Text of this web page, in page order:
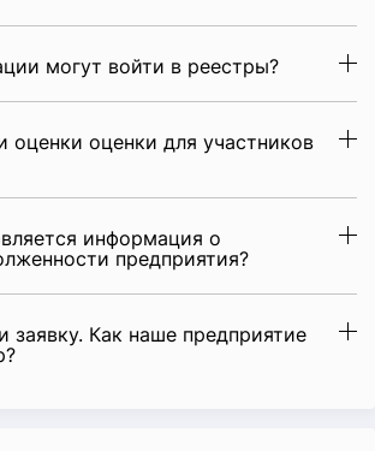
могут войти в реестры?
оценки оценки для участников
информация о
предприятия?
заявку. Как наше предприятие